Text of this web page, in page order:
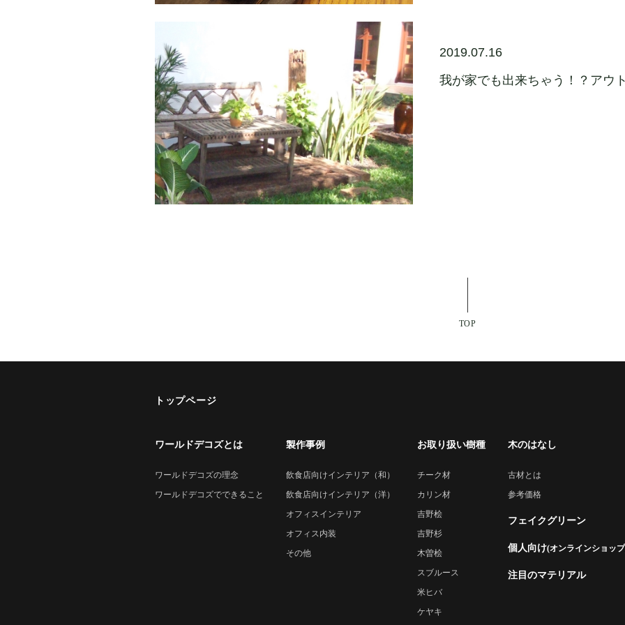
2019.07.16
我が家でも出来ちゃう！？アウ
TOP
トップページ
ワールドデコズとは
ワールドデコズの理念
ワールドデコズでできること
製作事例
飲食店向けインテリア（和）
飲食店向けインテリア（洋）
オフィスインテリア
オフィス内装
その他
お取り扱い樹種
チーク材
カリン材
吉野桧
吉野杉
木曽桧
スブルース
米ヒバ
ケヤキ
木のはなし
古材とは
参考価格
フェイクグリーン
個人向け(オンラインショッ
注目のマテリアル